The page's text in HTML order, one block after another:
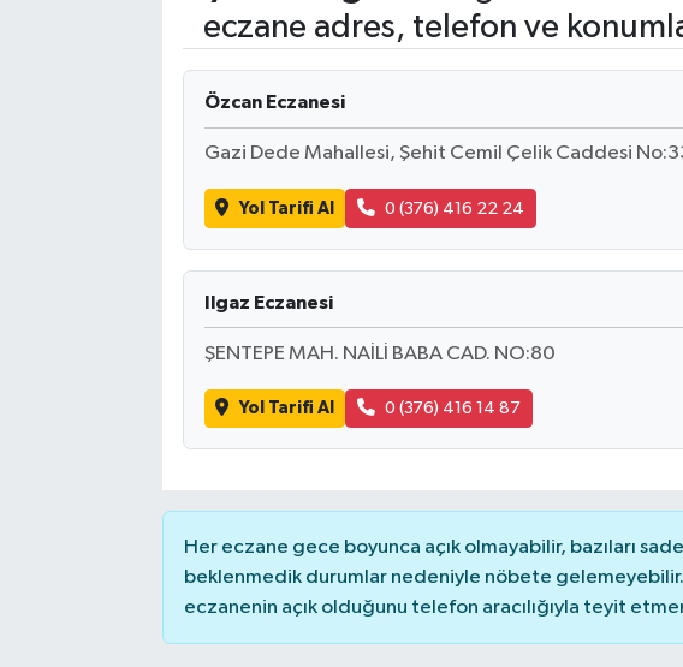
eczane adres, telefon ve
Özcan Eczanesi
Gazi Dede Mahallesi, Şehit Cemil Çelik Caddesi
Yol Tarifi Al 0 (376) 416 22 24
Ilgaz Eczanesi
ŞENTEPE MAH. NAİLİ BABA CAD. NO:80
Yol Tarifi Al 0 (376) 416 14 87
Her eczane gece boyunca açık olmayabilir, bazıları
beklenmedik durumlar nedeniyle nöbete
eczanenin açık olduğunu telefon aracılığıyla teyit
Lider Haber TV Canlı Yayın izle